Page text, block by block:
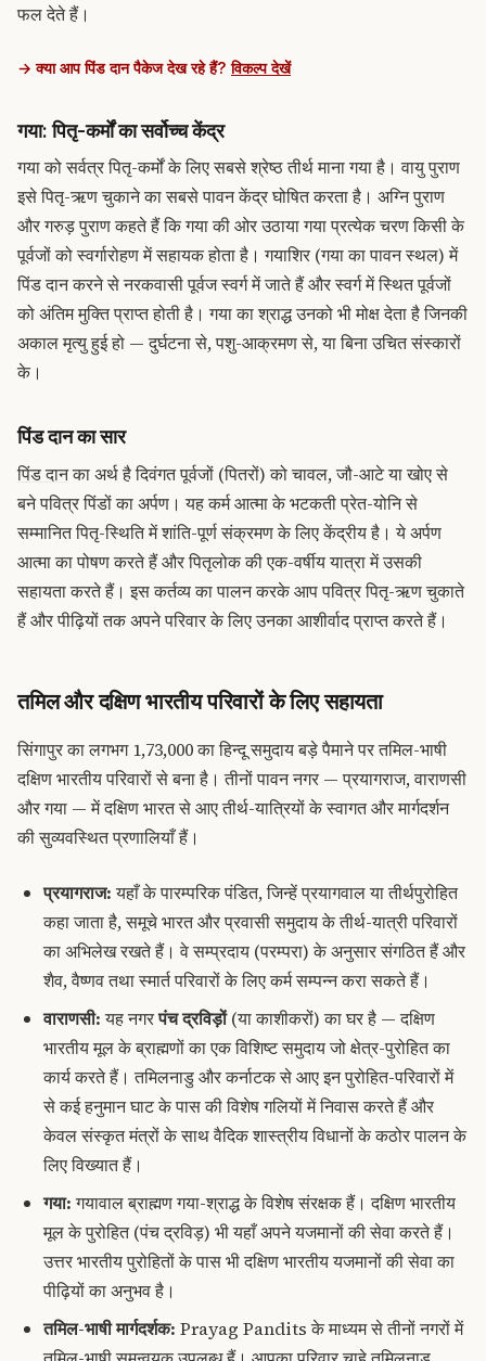
फल देते हैं।
→ क्या आप पिंड दान पैकेज देख रहे हैं?विकल्प देखें
गया: पितृ-कर्मों का सर्वोच्च केंद्र
गया को सर्वत्र पितृ-कर्मों के लिए सबसे श्रेष्ठ तीर्थ माना गया है। वायु पुराण
इसे पितृ-ऋण चुकाने का सबसे पावन केंद्र घोषित करता है। अग्नि पुराण
और गरुड़ पुराण कहते हैं कि गया की ओर उठाया गया प्रत्येक चरण किसी के
पूर्वजों को स्वर्गारोहण में सहायक होता है। गयाशिर (गया का पावन स्थल) में
पिंड दान करने से नरकवासी पूर्वज स्वर्ग में जाते हैं और स्वर्ग में स्थित पूर्वजों
को अंतिम मुक्ति प्राप्त होती है। गया का श्राद्ध उनको भी मोक्ष देता है जिनकी
अकाल मृत्यु हुई हो — दुर्घटना से, पशु-आक्रमण से, या बिना उचित संस्कारों
के।
पिंड दान का सार
पिंड दानका अर्थ है दिवंगत पूर्वजों (पितरों) को चावल, जौ-आटे या खोए से
बने पवित्र पिंडों का अर्पण। यह कर्म आत्मा के भटकती प्रेत-योनि से
सम्मानित पितृ-स्थिति में शांति-पूर्ण संक्रमण के लिए केंद्रीय है। ये अर्पण
आत्मा का पोषण करते हैं और पितृलोक की एक-वर्षीय यात्रा में उसकी
सहायता करते हैं। इस कर्तव्य का पालन करके आप पवित्र पितृ-ऋण चुकाते
हैं और पीढ़ियों तक अपने परिवार के लिए उनका आशीर्वाद प्राप्त करते हैं।
तमिल और दक्षिण भारतीय परिवारों के लिए सहायता
सिंगापुर का लगभग 1,73,000 का हिन्दू समुदाय बड़े पैमाने पर तमिल-भाषी
दक्षिण भारतीय परिवारों से बना है। तीनों पावन नगर — प्रयागराज, वाराणसी
और गया — में दक्षिण भारत से आए तीर्थ-यात्रियों के स्वागत और मार्गदर्शन
की सुव्यवस्थित प्रणालियाँ हैं।
प्रयागराज:यहाँ के पारम्परिक पंडित, जिन्हें प्रयागवाल या तीर्थपुरोहित
कहा जाता है, समूचे भारत और प्रवासी समुदाय के तीर्थ-यात्री परिवारों
का अभिलेख रखते हैं। वे सम्प्रदाय (परम्परा) के अनुसार संगठित हैं और
शैव, वैष्णव तथा स्मार्त परिवारों के लिए कर्म सम्पन्न करा सकते हैं।
वाराणसी:यह नगरपंच द्रविड़ों(या काशीकरों) का घर है — दक्षिण
भारतीय मूल के ब्राह्मणों का एक विशिष्ट समुदाय जो क्षेत्र-पुरोहित का
कार्य करते हैं। तमिलनाडु और कर्नाटक से आए इन पुरोहित-परिवारों में
से कई हनुमान घाट के पास की विशेष गलियों में निवास करते हैं और
केवल संस्कृत मंत्रों के साथ वैदिक शास्त्रीय विधानों के कठोर पालन के
लिए विख्यात हैं।
गया:गयावाल ब्राह्मण गया-श्राद्ध के विशेष संरक्षक हैं। दक्षिण भारतीय
मूल के पुरोहित (पंच द्रविड़) भी यहाँ अपने यजमानों की सेवा करते हैं।
उत्तर भारतीय पुरोहितों के पास भी दक्षिण भारतीय यजमानों की सेवा का
पीढ़ियों का अनुभव है।
तमिल-भाषी मार्गदर्शक: Prayag Pandits के माध्यम से तीनों नगरों में